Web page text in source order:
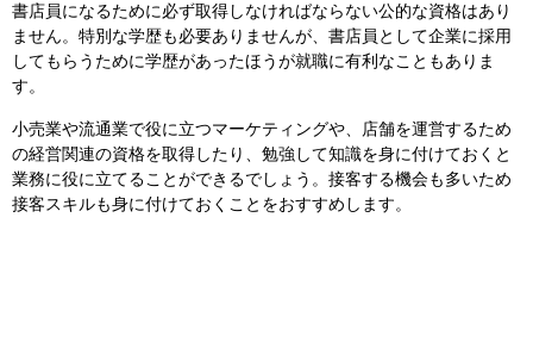
書店員になるために必ず取得しなければならない公的な資格はあり
ません。特別な学歴も必要ありませんが、書店員として企業に採用
してもらうために学歴があったほうが就職に有利なこともありま
す。
小売業や流通業で役に立つマーケティングや、店舗を運営するため
の経営関連の資格を取得したり、勉強して知識を身に付けておくと
業務に役に立てることができるでしょう。接客する機会も多いため
接客スキルも身に付けておくことをおすすめします。